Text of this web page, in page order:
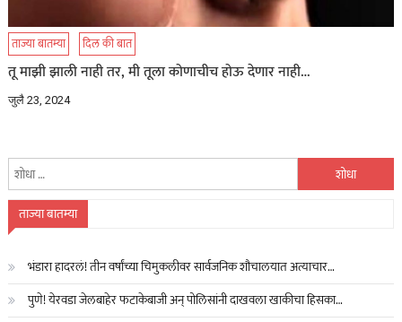
ताज्या बातम्या दिल की बात
तू माझी झाली नाही तर, मी तूला कोणाचीच होऊ देणार नाही…
जुलै 23, 2024
शोध
ताज्या बातम्या
भंडारा हादरलं! तीन वर्षांच्या चिमुकलीवर सार्वजनिक शौचालयात अत्याचार…
पुणे! येरवडा जेलबाहेर फटाकेबाजी अन् पोलिसांनी दाखवला खाकीचा हिसका…